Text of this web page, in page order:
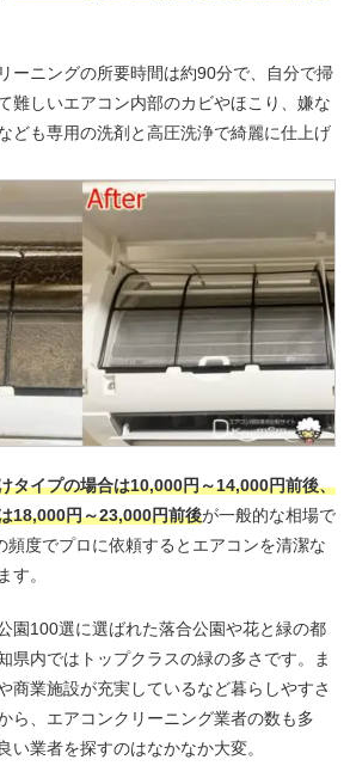
ーニングの所要時間は約90分で、自分で掃
難しいエアコン内部のカビやほこり、嫌な
ども専用の洗剤と高圧洗浄で綺麗に仕上げ
タイプの場合は10,000円～14,000円前後、
18,000円～23,000円前後が一般的な相場で
頻度でプロに依頼するとエアコンを清潔な
す。
園100選に選ばれた落合公園や花と緑の都
県内ではトップクラスの緑の多さです。ま
商業施設が充実しているなど暮らしやすさ
ら、エアコンクリーニング業者の数も多
い業者を探すのはなかなか大変。